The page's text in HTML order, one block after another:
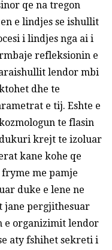
qe na tregon
e lindjes se ishullit
i lindjes nga ai i
refleksionin e
lendor mbi
dhe te
e tij. Eshte e
te flasin
krejt te izoluar
kane kohe qe
me pamje
duke e lene ne
jane pergjithesuar
e organizimit lendor
aty fshihet sekreti i